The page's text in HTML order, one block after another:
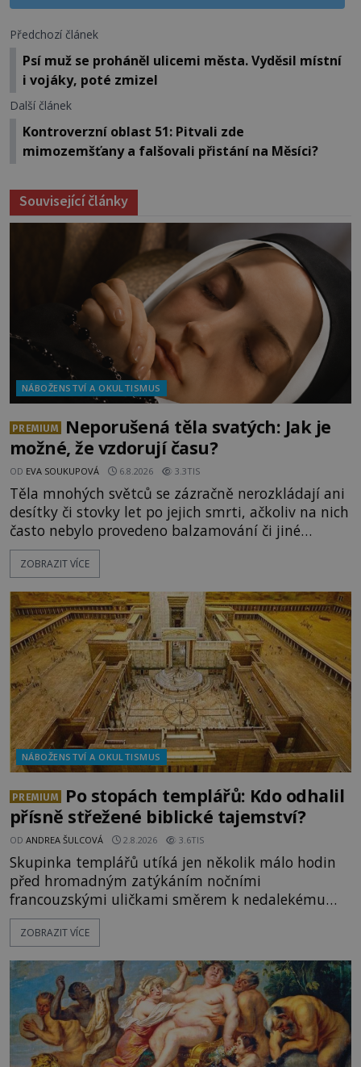
Předchozí článek
Psí muž se proháněl ulicemi města. Vyděsil místní
i vojáky, poté zmizel
Další článek
Kontroverzní oblast 51: Pitvali zde
mimozemšťany a falšovali přistání na Měsíci?
Související články
NÁBOŽENSTVÍ A OKULTISMUS
PREMIUM
Neporušená těla svatých: Jak je
možné, že vzdorují času?
OD EVA SOUKUPOVÁ 6.8.2026 3.3TIS
Těla mnohých světců se zázračně nerozkládají ani
desítky či stovky let po jejich smrti, ačkoliv na nich
často nebylo provedeno balzamování či jiné
pokusy o konzervaci. Neporušené ostatky bývají
považovány za důkaz svatosti zemřelých. Jaké
osobností ochraňují? Na hřbitově u kláštera
Milosrdných
ZOBRAZIT VÍCE
NÁBOŽENSTVÍ A OKULTISMUS
PREMIUM
Po stopách templářů: Kdo odhalil
přísně střežené biblické tajemství?
OD ANDREA ŠULCOVÁ 2.8.2026 3.6TIS
Skupinka templářů utíká jen několik málo hodin
před hromadným zatýkáním nočními
francouzskými uličkami směrem k nedalekému
přístavu. Jeden z nich má přes ramena ranec s
tajemným obsahem. Kapitán lodi už na ně čeká.
vyplouváme,“ sdělí jim. „Kam máme namířeno,
kapitáne?“ zeptá se ho jeden z templářů. „Do Sk
ZOBRAZIT VÍCE